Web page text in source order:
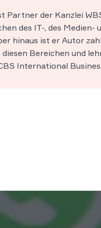
Partner der Kanzlei
des IT-, des Medien-
hinaus ist er Autor
Bereichen und
International